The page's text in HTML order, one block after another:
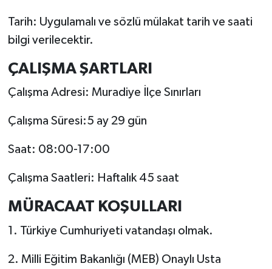
Tarih: Uygulamalı ve sözlü mülakat tarih ve saati
bilgi verilecektir.
ÇALIŞMA ŞARTLARI
Çalışma Adresi: Muradiye İlçe Sınırları
Çalışma Süresi:5 ay 29 gün
Saat: 08:00-17:00
Çalışma Saatleri: Haftalık 45 saat
MÜRACAAT KOŞULLARI
1. Türkiye Cumhuriyeti vatandaşı olmak.
2. Milli Eğitim Bakanlığı (MEB) Onaylı Usta